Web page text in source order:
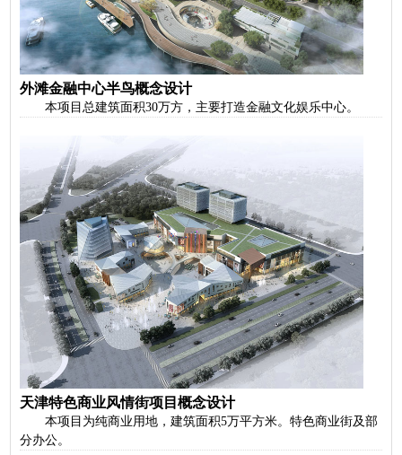
外滩金融中心半鸟概念设计
本项目总建筑面积30万方，主要打造金融文化娱乐中心。
天津特色商业风情街项目概念设计
本项目为纯商业用地，建筑面积5万平方米。特色商业街及部
分办公。